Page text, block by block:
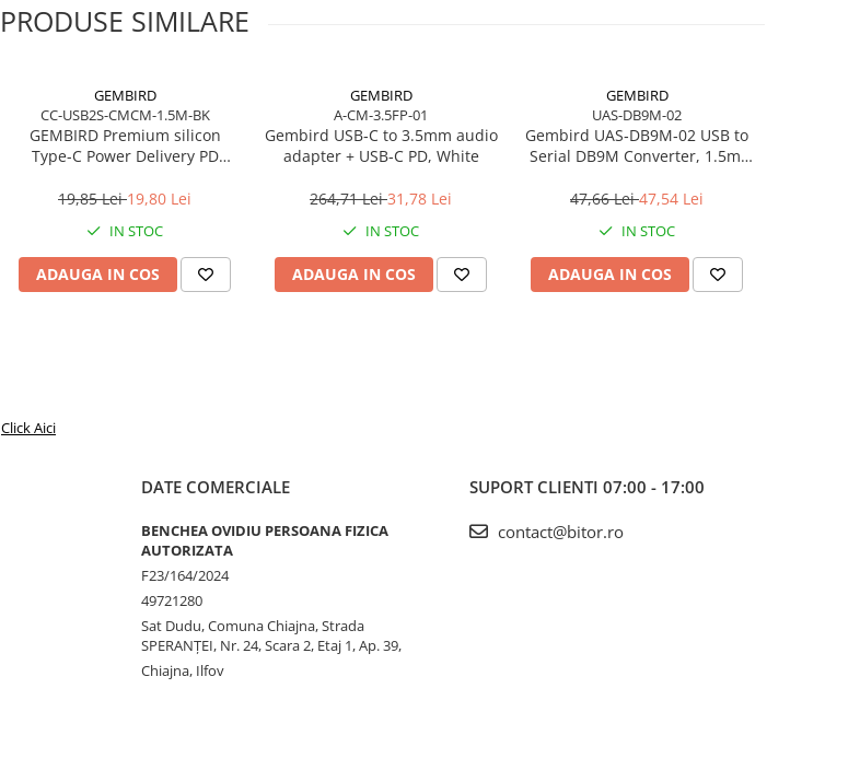
PRODUSE SIMILARE
GEMBIRD
CC-USB2S-CMCM-1.5M-BK
GEMBIRD Premium silicon
Type-C Power Delivery PD
black
19,85 Lei19,80 Lei
IN STOC
ADAUGA IN COS
GEMBIRD
A-CM-3.5FP-01
Gembird USB‑C to 3.5mm audio
adapter + USB‑C PD, White
264,71 Lei31,78 Lei
IN STOC
ADAUGA IN COS
GEMBIRD
UAS-DB9M-02
Gembird UAS‑DB9M‑02 USB to
Serial DB9M Converter, 1.5m,
47,66 Lei47,54 Lei
IN STOC
ADAUGA IN COS
Click Aici
DATE COMERCIALE
BENCHEA OVIDIU PERSOANA FIZICA
AUTORIZATA
F23/164/2024
49721280
Sat Dudu, Comuna Chiajna, Strada
SPERANŢEI, Nr. 24, Scara 2, Etaj 1, Ap. 39,
Chiajna, Ilfov
SUPORT CLIENTI 07:00 - 17:00
contact@bitor.ro